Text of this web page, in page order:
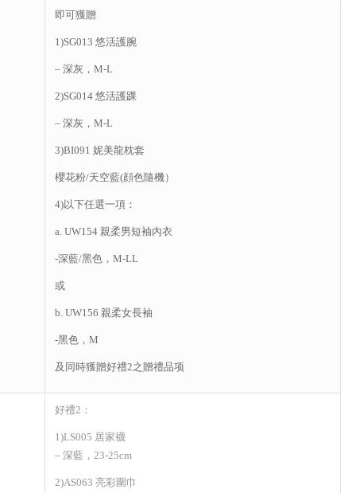
即可獲贈
1)SG013 悠活護腕
– 深灰，M-L
2)SG014 悠活護踝
– 深灰，M-L
3)BI091 妮美龍枕套
櫻花粉/天空藍(顔色隨機）
4)以下任選一項：
a. UW154 親柔男短袖內衣
-深藍/黑色，M-LL
或
b. UW156 親柔女長袖
-黑色，M
及同時獲贈好禮2之贈禮品项
好禮2：
1)LS005 居家襪
– 深藍，23-25cm
2)AS063 亮彩圍巾